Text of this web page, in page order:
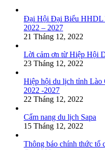
Đại Hội Đại Biểu HHDL
2022 – 2027
21 Tháng 12, 2022
Lời cảm ơn từ Hiệp Hội
23 Tháng 12, 2022
Hiệp hội du lịch tỉnh Lào
2022 -2027
22 Tháng 12, 2022
Cẩm nang du lịch Sapa
15 Tháng 12, 2022
Thông báo chính thức